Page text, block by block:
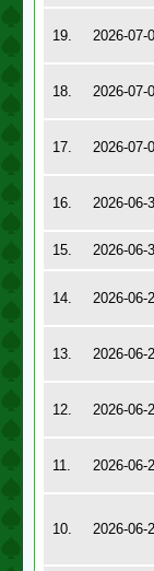
19. 2026-07-
18. 2026-07-
17. 2026-07-
16. 2026-06-
15. 2026-06-
14. 2026-06-
13. 2026-06-
12. 2026-06-
11. 2026-06-
10. 2026-06-